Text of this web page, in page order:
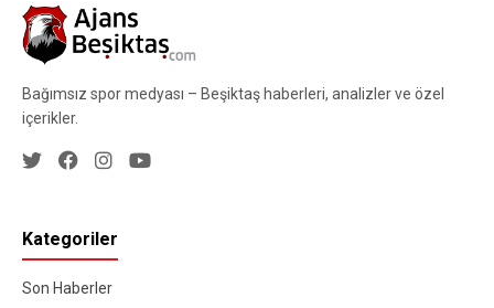
Bağımsız spor medyası – Beşiktaş haberleri, analizler ve özel
içerikler.
Kategoriler
Son Haberler